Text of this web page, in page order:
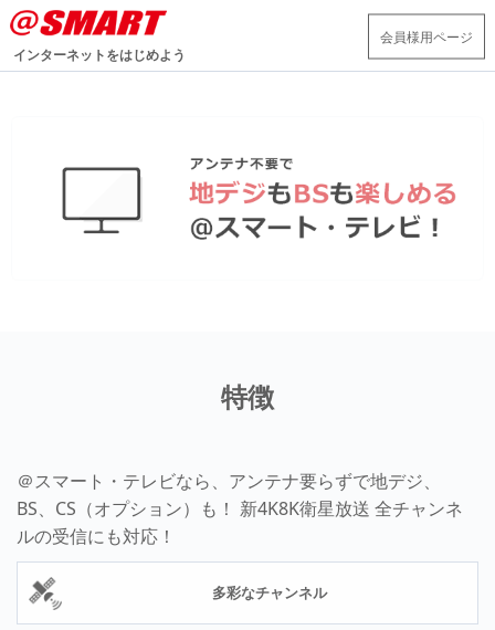
インターネットをはじめよう
会員様用ページ
特徴
＠スマート・テレビなら、アンテナ要らずで地デジ、
BS、CS（オプション）も！ 新4K8K衛星放送 全チャンネ
ルの受信にも対応！
多彩なチャンネル